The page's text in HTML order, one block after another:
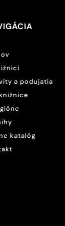
a podujatia
katalóg